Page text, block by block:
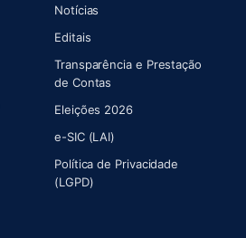
Notícias
Editais
Transparência e Prestação
de Contas
Eleições 2026
e-SIC (LAI)
Política de Privacidade
(LGPD)